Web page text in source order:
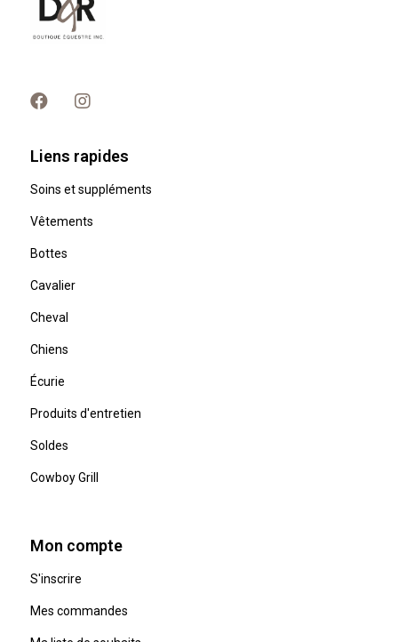
Liens rapides
Soins et suppléments
Vêtements
Bottes
Cavalier
Cheval
Chiens
Écurie
Produits d'entretien
Soldes
Cowboy Grill
Mon compte
S'inscrire
Mes commandes